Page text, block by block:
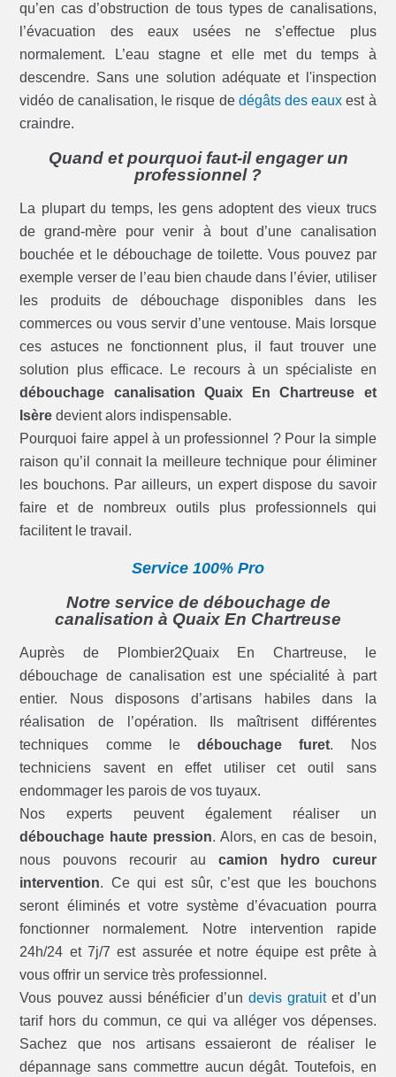
qu’en cas d’obstruction de tous types de canalisations,
l’évacuation des eaux usées ne s’effectue plus
normalement. L’eau stagne et elle met du temps à
descendre. Sans une solution adéquate et l'inspection
vidéo de canalisation, le risque de dégâts des eaux est à
craindre.
Quand et pourquoi faut-il engager un
professionnel ?
La plupart du temps, les gens adoptent des vieux trucs
de grand-mère pour venir à bout d’une canalisation
bouchée et le débouchage de toilette. Vous pouvez par
exemple verser de l’eau bien chaude dans l’évier, utiliser
les produits de débouchage disponibles dans les
commerces ou vous servir d’une ventouse. Mais lorsque
ces astuces ne fonctionnent plus, il faut trouver une
solution plus efficace. Le recours à un spécialiste en
débouchage canalisation Quaix En Chartreuse et
Isère devient alors indispensable.
Pourquoi faire appel à un professionnel ? Pour la simple
raison qu’il connait la meilleure technique pour éliminer
les bouchons. Par ailleurs, un expert dispose du savoir
faire et de nombreux outils plus professionnels qui
facilitent le travail.
Service 100% Pro
Notre service de débouchage de
canalisation à Quaix En Chartreuse
Auprès de Plombier2Quaix En Chartreuse, le
débouchage de canalisation est une spécialité à part
entier. Nous disposons d’artisans habiles dans la
réalisation de l’opération. Ils maîtrisent différentes
techniques comme ledébouchage furet. Nos
techniciens savent en effet utiliser cet outil sans
endommager les parois de vos tuyaux.
Nos experts peuvent également réaliser un
débouchage haute pression. Alors, en cas de besoin,
nous pouvons recourir au camion hydro cureur
intervention. Ce qui est sûr, c’est que les bouchons
seront éliminés et votre système d’évacuation pourra
fonctionner normalement. Notre intervention rapide
24h/24 et 7j/7 est assurée et notre équipe est prête à
vous offrir un service très professionnel.
Vous pouvez aussi bénéficier d’un devis gratuitet d’un
tarif hors du commun, ce qui va alléger vos dépenses.
Sachez que nos artisans essaieront de réaliser le
dépannage sans commettre aucun dégât. Toutefois, en